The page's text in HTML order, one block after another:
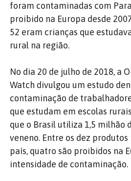
foram contaminadas com
proibido na Europa desde
52 eram crianças que
rural na região.
No dia 20 de julho de 2018, a
Watch divulgou um estudo
contaminação de
que estudam em escolas
que o Brasil utiliza 1,5 milhão
veneno. Entre os dez
país, quatro são proibidos na
intensidade de contaminação.